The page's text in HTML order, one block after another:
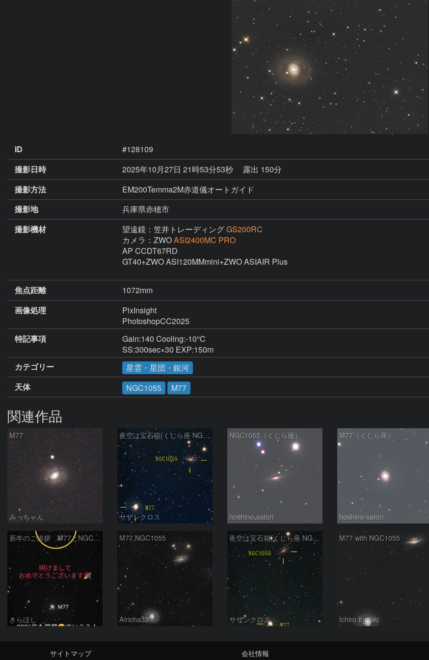
ID
#128109
撮影日時
2025年10月27日 21時53分53秒
露出 150分
撮影方法
EM200Temma2M赤道儀オートガイド
撮影地
兵庫県赤穂市
撮影機材
望遠鏡：笠井トレーディングGS200RC
カメラ：ZWOASI2400MC PRO
AP CCDT67RD
GT40+ZWO ASI120MMmini+ZWO ASIAIR Plus
焦点距離
1072mm
画像処理
PixInsight
PhotoshopCC2025
特記事項
Gain:140 Cooling:-10℃
SS:300sec×30 EXP:150m
カテゴリー
星雲・星団・銀河
天体
NGC1055 M77
関連作品
M77
みっちゃん
夜空は宝石箱(くじら座 NGC1055) Seestar50
サザンクロス
NGC1055（くじら座）
hoshino-satori
M77（くじら座）
hoshino-satori
新年のご挨拶 M77とNGC1055
きらほし
M77,NGC1055
Alricha33
夜空は宝石箱(くじら座 NGC1055) Seestar50
サザンクロス
M77 with NGC1055
Ichiro Itagaki
サイトマップ 会社情報